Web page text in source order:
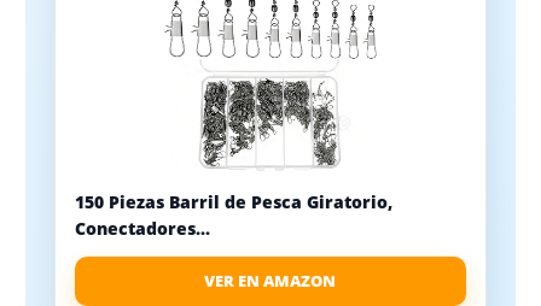
150 Piezas Barril de Pesca Giratorio,
Conectadores...
VER EN AMAZON